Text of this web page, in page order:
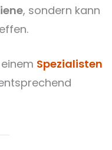
, sondern kann
Spezialisten